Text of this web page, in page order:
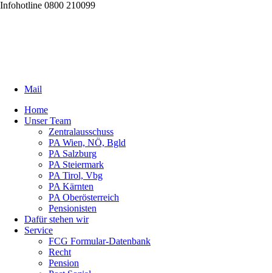
Infohotline 0800 210099
Mail
Home
Unser Team
Zentralausschuss
PA Wien, NÖ, Bgld
PA Salzburg
PA Steiermark
PA Tirol, Vbg
PA Kärnten
PA Oberösterreich
Pensionisten
Dafür stehen wir
Service
FCG Formular-Datenbank
Recht
Pension